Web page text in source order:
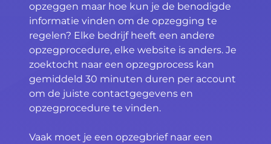
opzeggen maar hoe kun je de benodigde
informatie vinden om de opzegging te
regelen? Elke bedrijf heeft een andere
opzegprocedure, elke website is anders. Je
zoektocht naar een opzegprocess kan
gemiddeld 30 minuten duren per account
om de juiste contactgegevens en
opzegprocedure te vinden.
Vaak moet je een opzegbrief naar een